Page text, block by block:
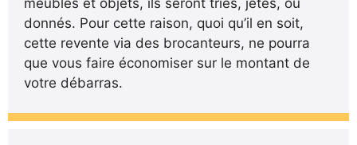
donnés. Pour cette raison, quoi qu’il en soit,
cette revente via des brocanteurs, ne pourra
que vous faire économiser sur le montant de
votre débarras.